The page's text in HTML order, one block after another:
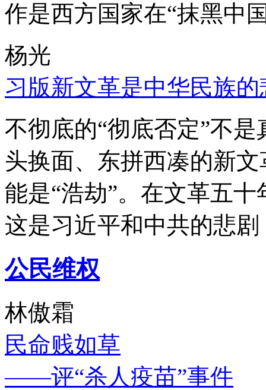
作是西方国家在“抹黑中
杨光
习版新文革是中华民族的
不彻底的“彻底否定”不
头换面、东拼西凑的新
能是“浩劫”。在文革五
这是习近平和中共的悲
公民维权
林傲霜
民命贱如草
——评“杀人疫苗”事件